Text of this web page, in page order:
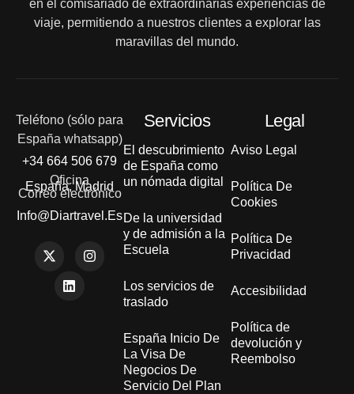
en el comisariado de extraordinarias experiencias de
viaje, permitiendo a nuestros clientes a explorar las
maravillas del mundo.
Teléfono (sólo para
España whatsapp)
+34 664 506 679
Oficina
España, Madrid
Correo electrónico
Info@diartravel.es
Servicios
El descubrimiento
de España como
un nómada digital
De la universidad
y de admisión a la
Escuela
Los servicios de
traslado
España Inicio De
La Visa De
Negocios De
Servicio Del Plan
Legal
Aviso Legal
Política De
Cookies
Política De
Privacidad
Accesibilidad
Política de
devolución y
Reembolso